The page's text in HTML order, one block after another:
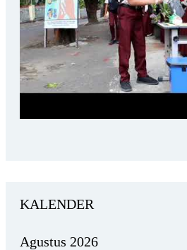
KALENDER
Agustus 2026